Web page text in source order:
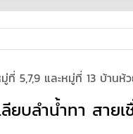
ที่ 5,7,9 และหมู่ที่ 13 บ้า
ยบลำน้ำทา สา